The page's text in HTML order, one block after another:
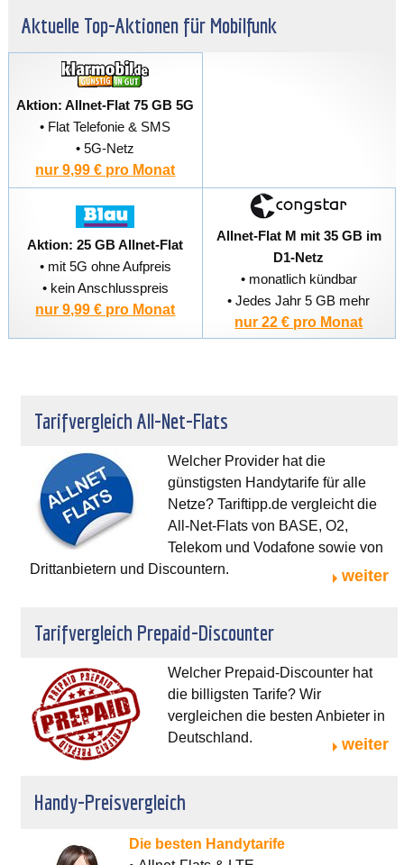
Aktuelle Top-Aktionen für Mobilfunk
Aktion: Allnet-Flat 75 GB 5G
• Flat Telefonie & SMS
• 5G-Netz
nur 9,99 € pro Monat
Aktion: 25 GB Allnet-Flat
• mit 5G ohne Aufpreis
• kein Anschlusspreis
nur 9,99 € pro Monat
Allnet-Flat M mit 35 GB im
D1-Netz
• monatlich kündbar
• Jedes Jahr 5 GB mehr
nur 22 € pro Monat
Tarifvergleich All-Net-Flats
Welcher Provider hat die
günstigsten Handytarife für alle
Netze? Tariftipp.de vergleicht die
All-Net-Flats von BASE, O2,
Telekom und Vodafone sowie von
Drittanbietern und Discountern.
weiter
Tarifvergleich Prepaid-Discounter
Welcher Prepaid-Discounter hat
die billigsten Tarife? Wir
vergleichen die besten Anbieter in
Deutschland.
weiter
Handy-Preisvergleich
Die besten Handytarife